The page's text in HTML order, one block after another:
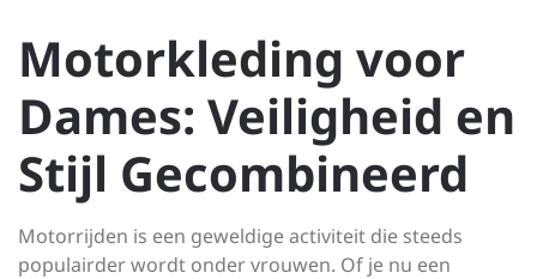
Motorkleding voor
Dames: Veiligheid en
Stijl Gecombineerd
Motorrijden is een geweldige activiteit die steeds
populairder wordt onder vrouwen. Of je nu een